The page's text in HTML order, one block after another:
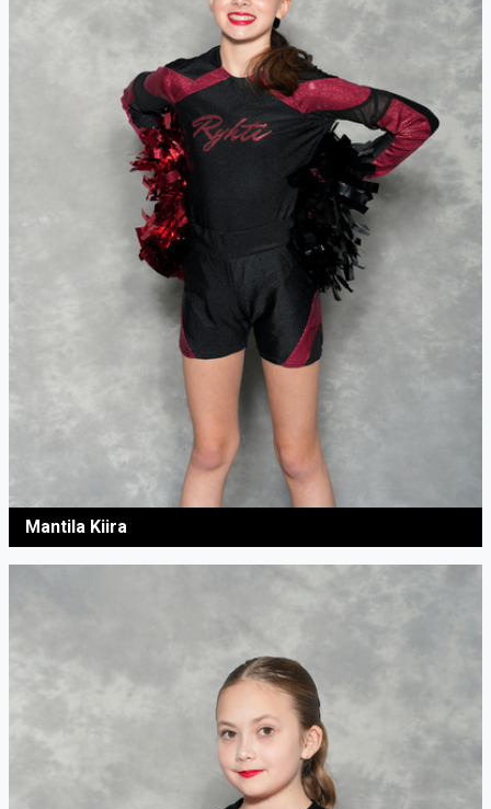
Mantila Kiira